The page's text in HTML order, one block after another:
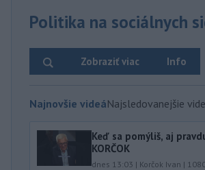
Politika na sociálnych
Info
Zobraziť viac
Najnovšie videáNajsledovanejšie
Keď sa pomýliš, aj
KORČOK
dnes 13:03 | Korčok Ivan |